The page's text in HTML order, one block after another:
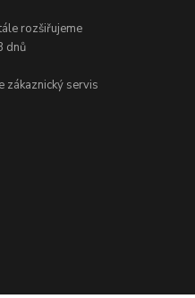
rozšiřujeme
dnů
zákaznický servis